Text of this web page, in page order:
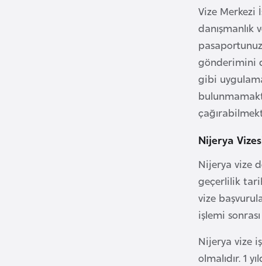
Vize Merkezi
gönderimini
gibi
Nijerya
Nijerya vize
geçerlilik
vize
işlemi
Nijerya vize
olmalıdır. 1